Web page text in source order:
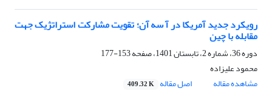
رویکرد جدید آمریکا در آ سه آن؛ تقویت مشارکت استراتژیک جهت
مقابله با چین
دوره 36، شماره 2، تابستان 1401، صفحه
153-177
محمود علیزاده
مشاهده مقاله
اصل مقاله 409.32 K